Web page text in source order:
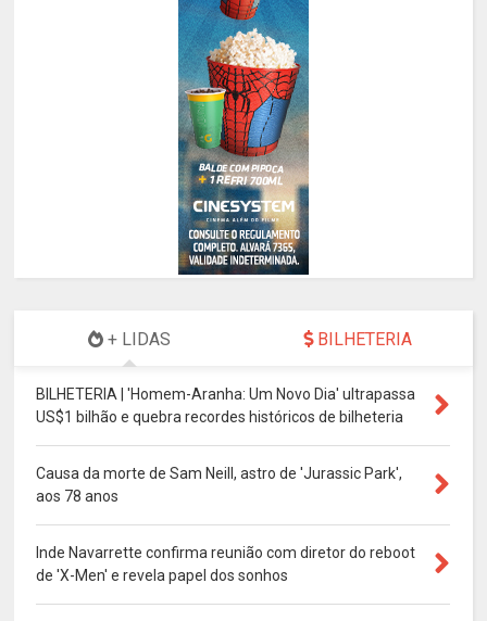
+ LIDAS BILHETERIA
BILHETERIA | 'Homem-Aranha: Um Novo Dia' ultrapassa
US$1 bilhão e quebra recordes históricos de bilheteria
Causa da morte de Sam Neill, astro de 'Jurassic Park',
aos 78 anos
Inde Navarrette confirma reunião com diretor do reboot
de 'X-Men' e revela papel dos sonhos